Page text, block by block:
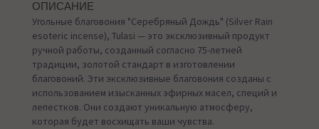
ОПИСАНИЕ
Угольные благовония "Серебряный Дождь" (Silver Rain
esoteric incense), Tulasi — это эксклюзивный продукт
ручной работы, созданный согласно 75-летней
традиции, золотой стандарт в изготовлении
благовоний. Эти эксклюзивные благовония созданы с
использованием изысканных эфирных масел, специй и
лепестков. Они создают уникальную атмосферу,
которая будет восхищать ваши чувства.